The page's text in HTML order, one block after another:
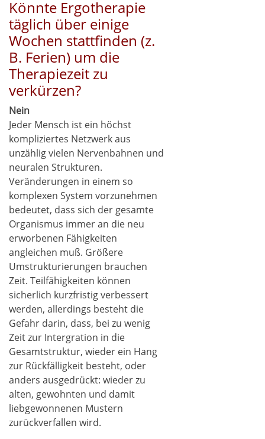
Könnte Ergotherapie
täglich über einige
Wochen stattfinden (z.
B. Ferien) um die
Therapiezeit zu
verkürzen?
Nein
Jeder Mensch ist ein höchst
kompliziertes Netzwerk aus
unzählig vielen Nervenbahnen und
neuralen Strukturen.
Veränderungen in einem so
komplexen System vorzunehmen
bedeutet, dass sich der gesamte
Organismus immer an die neu
erworbenen Fähigkeiten
angleichen muß. Größere
Umstrukturierungen brauchen
Zeit. Teilfähigkeiten können
sicherlich kurzfristig verbessert
werden, allerdings besteht die
Gefahr darin, dass, bei zu wenig
Zeit zur Intergration in die
Gesamtstruktur, wieder ein Hang
zur Rückfälligkeit besteht, oder
anders ausgedrückt: wieder zu
alten, gewohnten und damit
liebgewonnenen Mustern
zurückverfallen wird.